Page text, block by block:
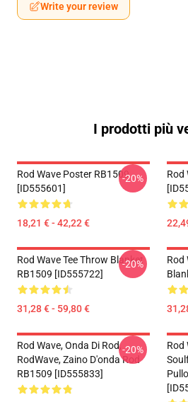
Write your review
I prodotti più
Rod Wave Poster RB1509
[ID555601]
18,21 € - 42,22 €
-20%
Rod
Rod Wave Tee Throw Blanket
RB1509 [ID555722]
31,28 € - 59,80 €
-20%
Rod
Rod Wave, Onda Di Rod,
RodWave, Zaino D'onda Rod
RB1509 [ID555833]
-20%
Rod